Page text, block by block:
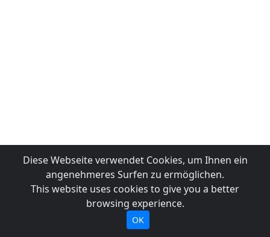
Diese Webseite verwendet Cookies, um Ihnen ein
angenehmeres Surfen zu ermöglichen.
This website uses cookies to give you a better
browsing experience.
OK